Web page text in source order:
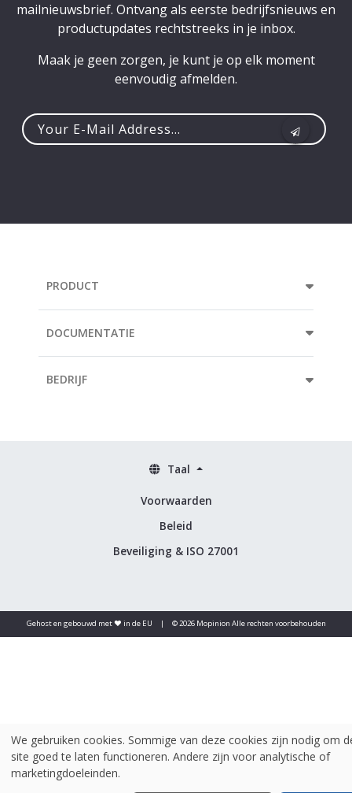
mailnieuwsbrief. Ontvang als eerste bedrijfsnieuws en
productupdates rechtstreeks in je inbox.
Maak je geen zorgen, je kunt je op elk moment
eenvoudig afmelden.
PRODUCT
DOCUMENTATIE
BEDRIJF
Voorwaarden
Beleid
Beveiliging & ISO 27001
Taal
Gehost en gebouwd met ♥️ in de EU | © 2026 Mopinion Alle rechten voorbehouden
We gebruiken cookies. Sommige van deze cookies zijn nodig om
site goed te laten functioneren. Andere zijn voor analytische of
marketingdoeleinden.